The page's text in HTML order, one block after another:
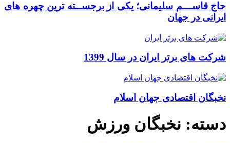
حاج قاســـم سلیمانی؛ یکی از برجســته ترین چهره های
ایرانی در جهان
شرکت های برتر ایران در سال 1399
نخبگان اقتصادی جهان اسلام
دسته: نخبگان ورزش